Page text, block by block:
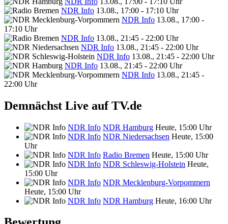
NDR Info 13.08., 17:00 - 17:10 Uhr
NDR Info 13.08., 17:00 -
17:10 Uhr
NDR Info 13.08., 21:45 - 22:00 Uhr
NDR Info 13.08., 21:45 - 22:00 Uhr
NDR Info 13.08., 21:45 - 22:00 Uhr
NDR Info 13.08., 21:45 - 22:00 Uhr
NDR Info 13.08., 21:45 -
22:00 Uhr
Demnächst Live auf TV.de
NDR Info NDR Hamburg Heute, 15:00 Uhr
NDR Info NDR Niedersachsen Heute, 15:00
Uhr
NDR Info Radio Bremen Heute, 15:00 Uhr
NDR Info NDR Schleswig-Holstein Heute,
15:00 Uhr
NDR Info NDR Mecklenburg-Vorpommern
Heute, 15:00 Uhr
NDR Info NDR Hamburg Heute, 16:00 Uhr